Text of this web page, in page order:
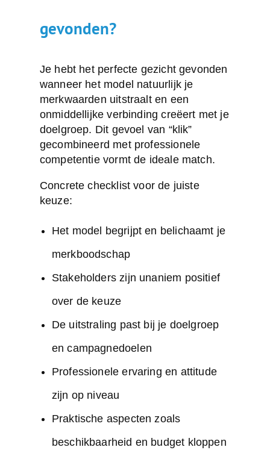
gevonden?
Je hebt het perfecte gezicht gevonden
wanneer het model natuurlijk je
merkwaarden uitstraalten een
onmiddellijke verbinding creëert met je
doelgroep. Dit gevoel van “klik”
gecombineerd met professionele
competentie vormt de ideale match.
Concrete checklist voor de juiste
keuze:
Het model begrijpt en belichaamt je
merkboodschap
Stakeholders zijn unaniem positief
over de keuze
De uitstraling past bij je doelgroep
en campagnedoelen
Professionele ervaring en attitude
zijn op niveau
Praktische aspecten zoals
beschikbaarheid en budget kloppen